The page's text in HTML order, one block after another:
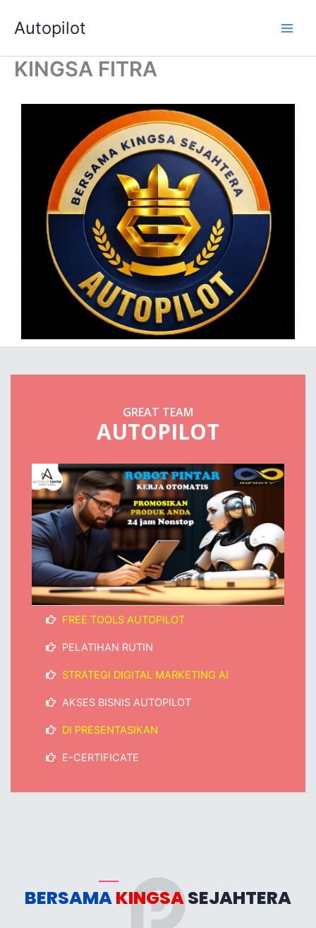
Autopilot
KINGSA FITRA
GREAT TEAM
AUTOPILOT
FREE TOOLS AUTOPILOT
PELATIHAN RUTIN
STRATEGI DIGITAL MARKETING AI
AKSES BISNIS AUTOPILOT
DI PRESENTASIKAN
E-CERTIFICATE
BERSAMAKINGSASEJAHTERA